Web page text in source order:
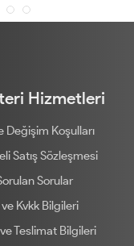
Hizmetleri
Değişim Koşulları
Satış Sözleşmesi
Sorular
Kvkk Bilgileri
Teslimat Bilgileri